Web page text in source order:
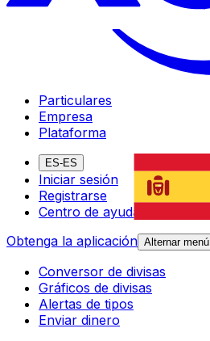
Particulares
Empresa
Plataforma
ES-ES
Iniciar sesión
Registrarse
Centro de ayuda
Obtenga la aplicación Alternar menú
Conversor de divisas
Gráficos de divisas
Alertas de tipos
Enviar dinero